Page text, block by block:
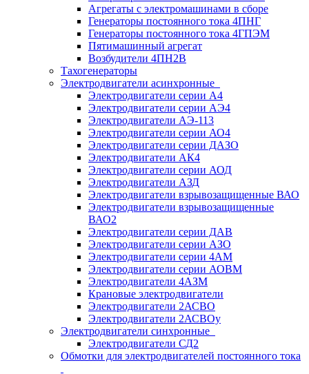
Агрегаты с электромашинами в сборе
Генераторы постоянного тока 4ПНГ
Генераторы постоянного тока 4ГПЭМ
Пятимашинный агрегат
Возбудители 4ПН2В
Тахогенераторы
Электродвигатели асинхронные
Электродвигатели серии А4
Электродвигатели серии АЭ4
Электродвигатели АЭ-113
Электродвигатели серии АО4
Электродвигатели серии ДАЗО
Электродвигатели АК4
Электродвигатели серии АОД
Электродвигатели АЗД
Электродвигатели взрывозащищенные ВАО
Электродвигатели взрывозащищенные
ВАО2
Электродвигатели серии ДАВ
Электродвигатели серии АЗО
Электродвигатели серии 4АМ
Электродвигатели серии АОВМ
Электродвигатели 4АЗМ
Крановые электродвигатели
Электродвигатели 2АСВО
Электродвигатели 2АСВОу
Электродвигатели синхронные
Электродвигатели СД2
Обмотки для электродвигателей постоянного тока